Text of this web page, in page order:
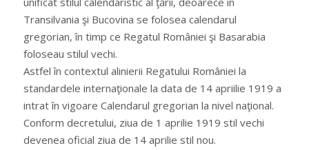
Transilvania şi Bucovina se folosea calendarul
gregorian, în timp ce Regatul României şi Basarabia
foloseau stilul vechi.
Astfel în contextul alinierii Regatului României la
standardele internaţionale la data de 14 apriilie 1919 a
intrat în vigoare Calendarul gregorian la nivel naţional.
Conform decretului, ziua de 1 aprilie 1919 stil vechi
devenea oficial ziua de 14 aprilie stil nou.